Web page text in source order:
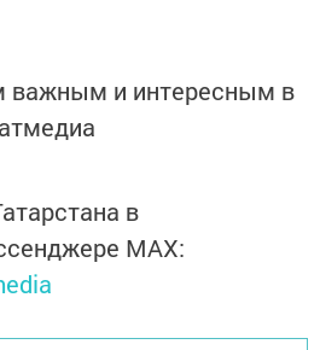
важным и интересным в
в
MАХ: